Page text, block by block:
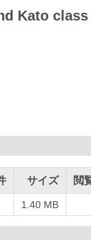
Kato
サイズ 閲
1.40 MB